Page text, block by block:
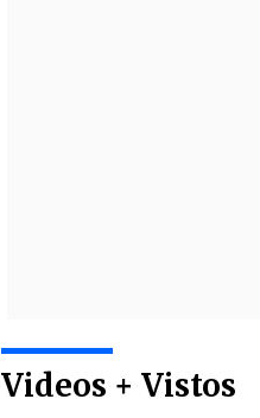
Videos + Vistos